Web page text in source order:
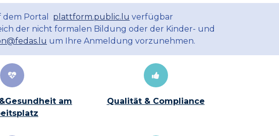
dem Portal plattform.public.lu verfügbar
der nicht formalen Bildung oder der Kinder- und
um Ihre Anmeldung vorzunehmen.
am
Qualität & Compliance